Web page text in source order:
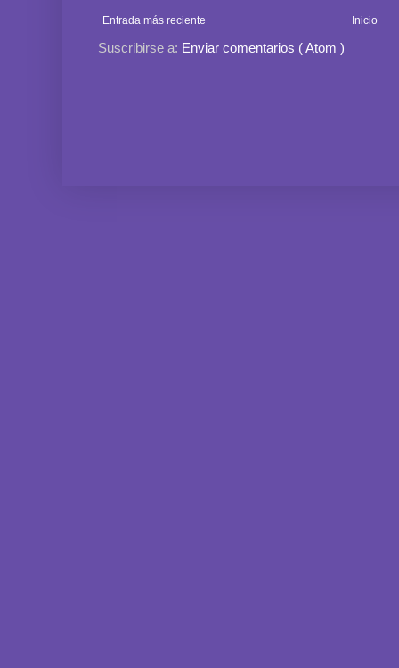
Entrada más reciente Inicio
Suscribirse a: Enviar comentarios ( Atom )